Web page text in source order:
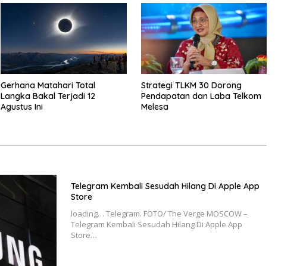
Gerhana Matahari Total
Langka Bakal Terjadi 12
Agustus Ini
Strategi TLKM 30 Dorong
Pendapatan dan Laba Telkom
Melesa
Telegram Kembali Sesudah Hilang Di Apple App
Store
loading… Telegram. FOTO/ The Verge MOSCOW –
Telegram Kembali Sesudah Hilang Di Apple App
Store…